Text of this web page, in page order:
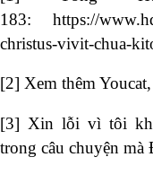
183: https://
christus-vivit-chua-
[2] Xem thêm
[3] Xin lỗi vì tôi
trong câu chuyện